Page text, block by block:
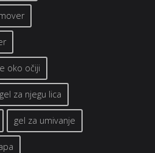
oko očiji
gel za njegu lica
gel za umivanje